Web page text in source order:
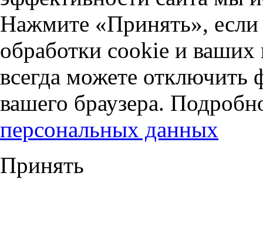
Нажмите «Принять», если
обработки cookie и
всегда можете отключить
вашего браузера.
персональных данных
Принять